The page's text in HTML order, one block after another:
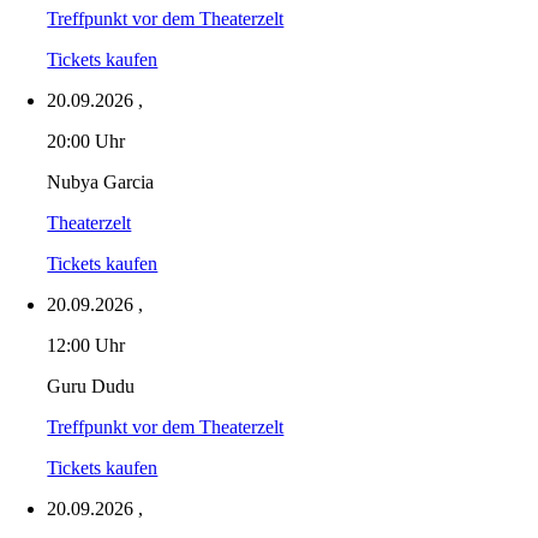
Treffpunkt vor dem Theaterzelt
Tickets kaufen
20.09.2026 ,
20:00 Uhr
Nubya Garcia
Theaterzelt
Tickets kaufen
20.09.2026 ,
12:00 Uhr
Guru Dudu
Treffpunkt vor dem Theaterzelt
Tickets kaufen
20.09.2026 ,